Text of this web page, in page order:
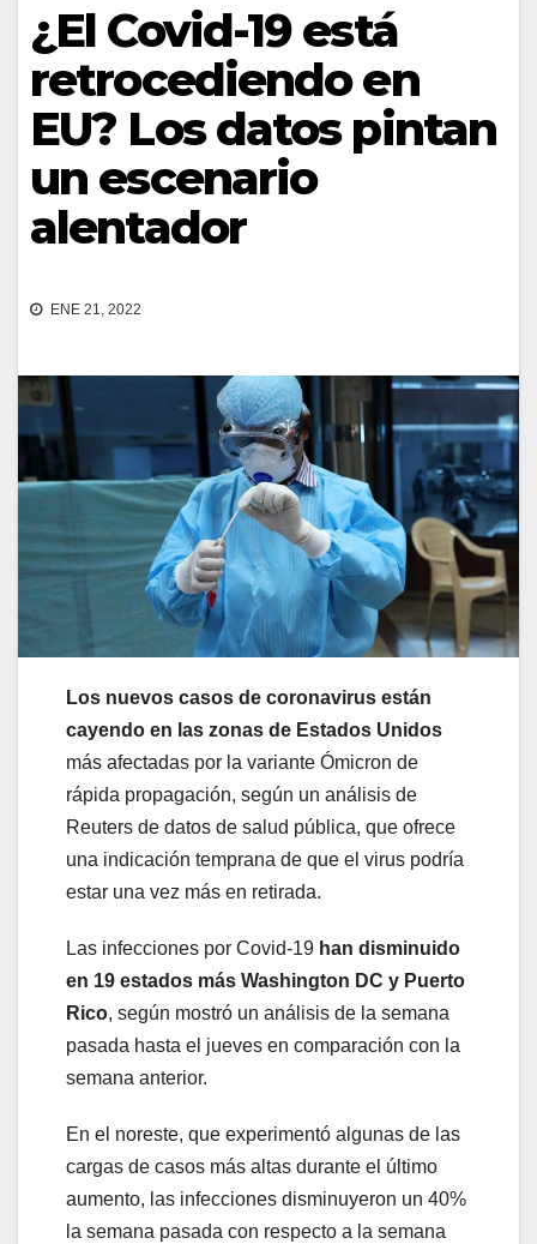
¿El Covid-19 está
retrocediendo en
EU? Los datos pintan
un escenario
alentador
ENE 21, 2022
Los nuevos casos de coronavirus están
cayendo en las zonas de Estados Unidos
más afectadas por la variante Ómicron de
rápida propagación, según un análisis de
Reuters de datos de salud pública, que ofrece
una indicación temprana de que el virus podría
estar una vez más en retirada.
Las infecciones por Covid-19 han disminuido
en 19 estados más Washington DC y Puerto
Rico, según mostró un análisis de la semana
pasada hasta el jueves en comparación con la
semana anterior.
En el noreste, que experimentó algunas de las
cargas de casos más altas durante el último
aumento, las infecciones disminuyeron un 40%
la semana pasada con respecto a la semana